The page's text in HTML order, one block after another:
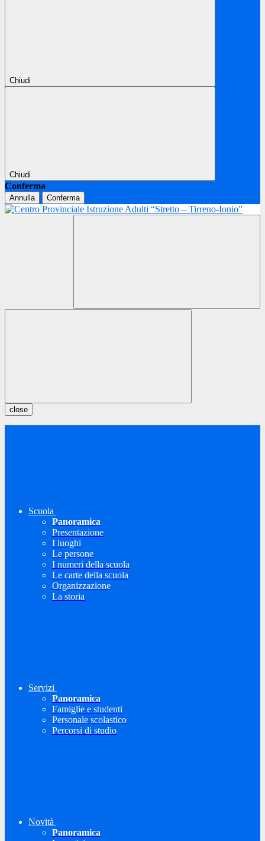
Chiudi
Chiudi
Conferma
Annulla Conferma
close
Scuola
Panoramica
Presentazione
I luoghi
Le persone
I numeri della scuola
Le carte della scuola
Organizzazione
La storia
Servizi
Panoramica
Famiglie e studenti
Personale scolastico
Percorsi di studio
Novità
Panoramica